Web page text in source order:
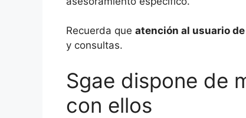
Recuerda que atención al usuario de
y consultas.
Sgae dispone de
con ellos